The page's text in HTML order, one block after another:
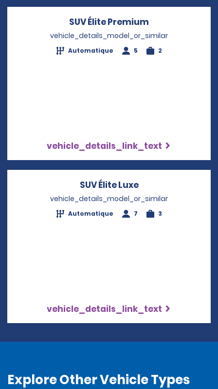
SUV Élite Premium
vehicle_details_model_or_similar
Automatique 5 2
vehicle_details_link_text
SUV Élite LuxeOpens in a new
vehicle_details_model_or_similar
Automatique 7 3
vehicle_details_link_text
Explore Other Vehicle Types